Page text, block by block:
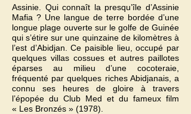
Assinie. Qui connaît la presqu’île d’Assinie
Mafia ? Une langue de terre bordée d’une
longue plage ouverte sur le golfe de Guinée
qui s’étire sur une quinzaine de kilomètres à
l’est d’Abidjan. Ce paisible lieu, occupé par
quelques villas cossues et autres paillotes
éparses au milieu d’une cocoteraie,
fréquenté par quelques riches Abidjanais, a
connu ses heures de gloire à travers
l’épopée du Club Med et du fameux film
« Les Bronzés » (1978).